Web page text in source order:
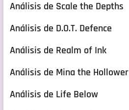
Análisis de Scale the Depths
Análisis de D.O.T. Defence
Análisis de Realm of Ink
Análisis de Mina the Hollower
Análisis de Life Below